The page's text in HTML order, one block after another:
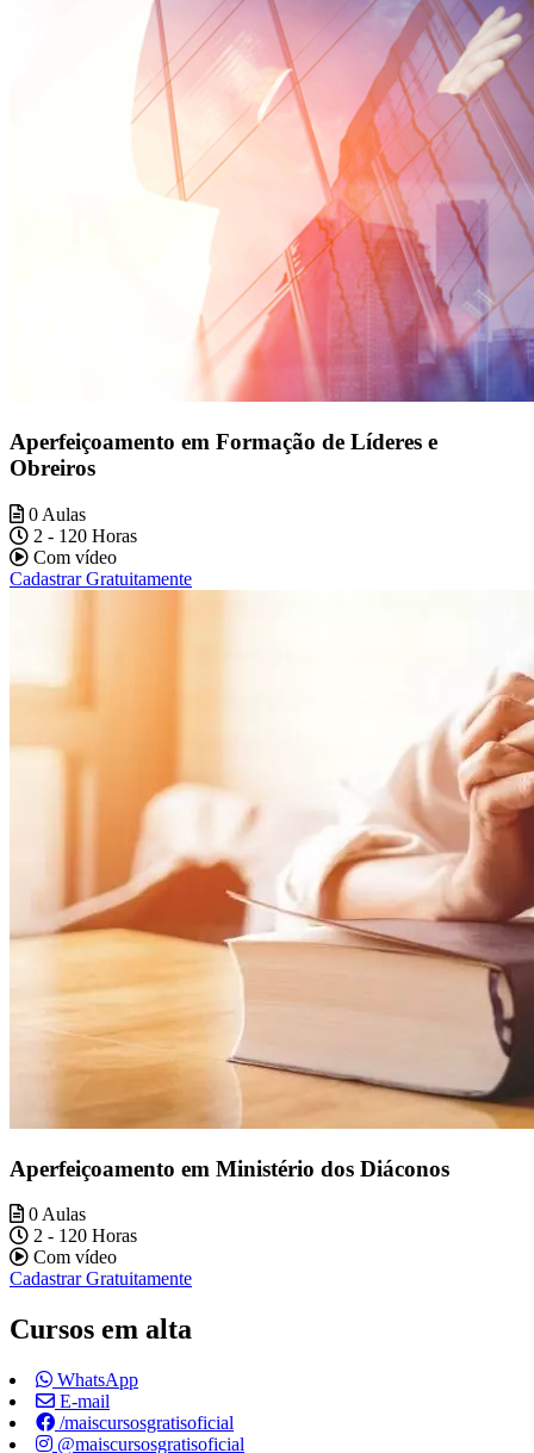
Aperfeiçoamento em Formação de Líderes e
Obreiros
0 Aulas
2 - 120 Horas
Com vídeo
Cadastrar Gratuitamente
Aperfeiçoamento em Ministério dos Diáconos
0 Aulas
2 - 120 Horas
Com vídeo
Cadastrar Gratuitamente
Cursos em alta
WhatsApp
E-mail
/maiscursosgratisoficial
@maiscursosgratisoficial